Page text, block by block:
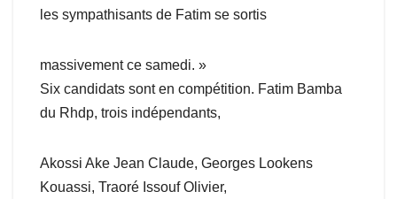
les sympathisants de Fatim se sortis
massivement ce samedi. »
Six candidats sont en compétition. Fatim Bamba
du Rhdp, trois indépendants,
Akossi Ake Jean Claude, Georges Lookens
Kouassi, Traoré Issouf Olivier,